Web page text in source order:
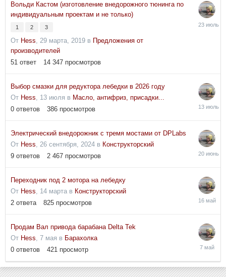
Вольди Кастом (изготовление внедорожного тюнинга по
индивидуальным проектам и не только)
1 2 3
От Hess, 29 марта, 2019 в Предложения от
производителей
51 ответ 14 347 просмотров
23
Выбор смазки для редуктора лебедки в 2026 году
От Hess, 13 июля в Масло, антифриз, присадки...
0 ответов 386 просмотров
13
Электрический внедорожник с тремя мостами от DPLabs
От Hess, 26 сентября, 2024 в Конструкторский
9 ответов 2 467 просмотров
20
Переходник под 2 мотора на лебедку
От Hess, 14 марта в Конструкторский
2 ответа 825 просмотров
16
Продам Вал привода барабана Delta Tek
От Hess, 7 мая в Барахолка
0 ответов 421 просмотр
7